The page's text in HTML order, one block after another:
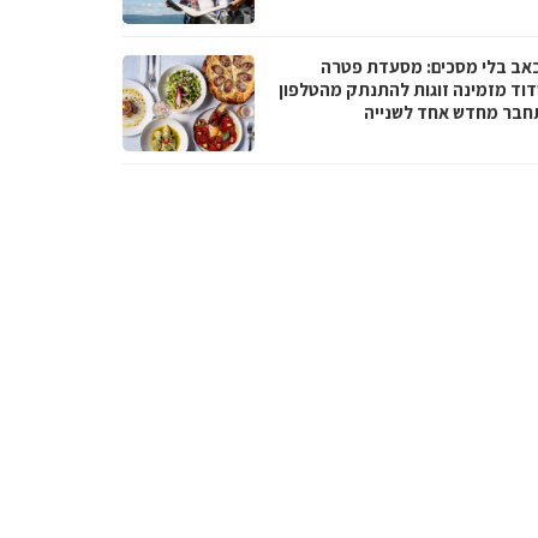
בלי מסכים: מסעדת פטרה
מזמינה זוגות להתנתק מהטלפון
מחדש אחד לשנייה